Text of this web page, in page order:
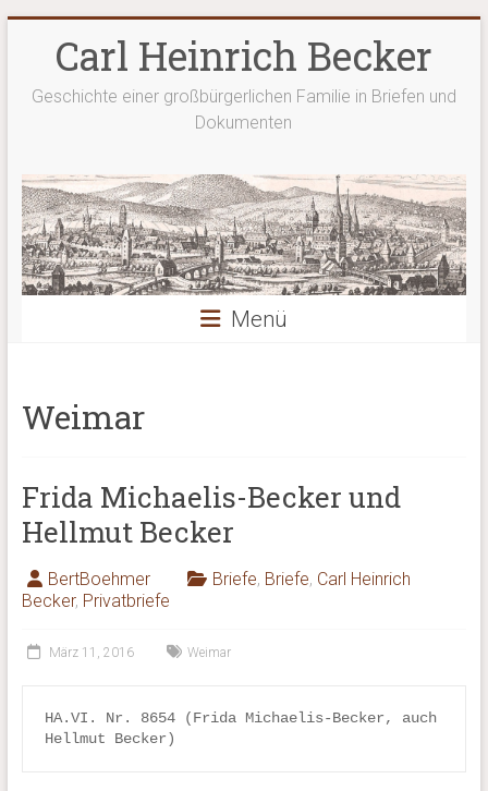
springenCarl Heinrich Becker
Geschichte einer großbürgerlichen Familie in Briefen und
Dokumenten
Menü
Weimar
Frida Michaelis-Becker und
Hellmut Becker
BertBoehmer Briefe, Briefe, Carl Heinrich
Becker, Privatbriefe
März 11, 2016 Weimar
HA.VI. Nr. 8654 (Frida Michaelis-Becker, auch
Hellmut Becker)